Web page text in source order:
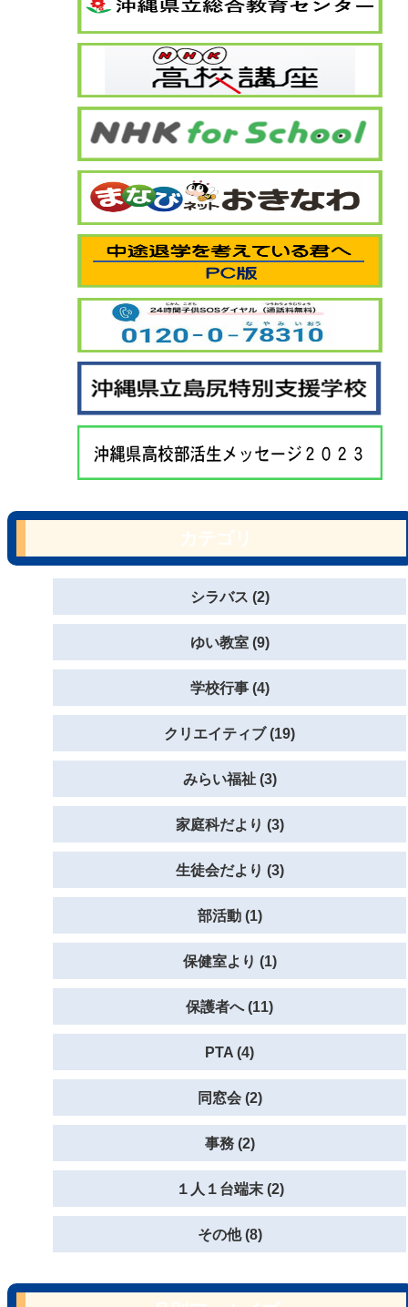
シラバス (2)
ゆい教室 (9)
学校行事 (4)
クリエイティブ (19)
みらい福祉 (3)
家庭科だより (3)
生徒会だより (3)
部活動 (1)
保健室より (1)
保護者へ (11)
PTA (4)
同窓会 (2)
事務 (2)
１人１台端末 (2)
その他 (8)